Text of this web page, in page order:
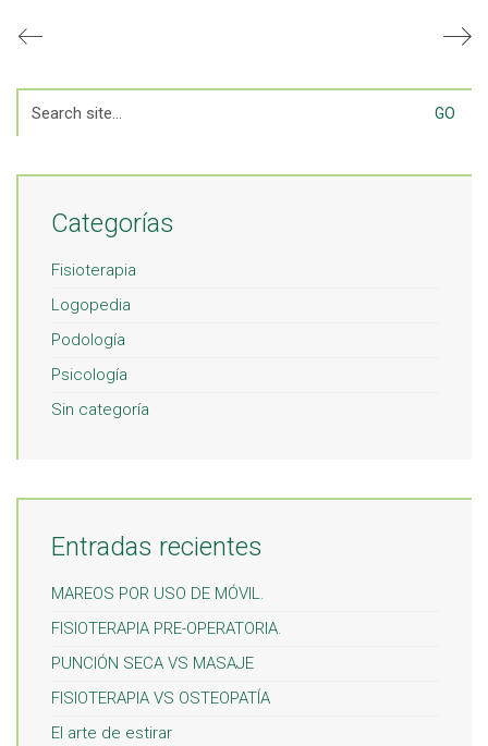
for:
Categorías
Fisioterapia
Logopedia
Podología
Psicología
Sin categoría
Entradas recientes
MAREOS POR USO DE MÓVIL.
FISIOTERAPIA PRE-OPERATORIA.
PUNCIÓN SECA VS MASAJE
FISIOTERAPIA VS OSTEOPATÍA
El arte de estirar